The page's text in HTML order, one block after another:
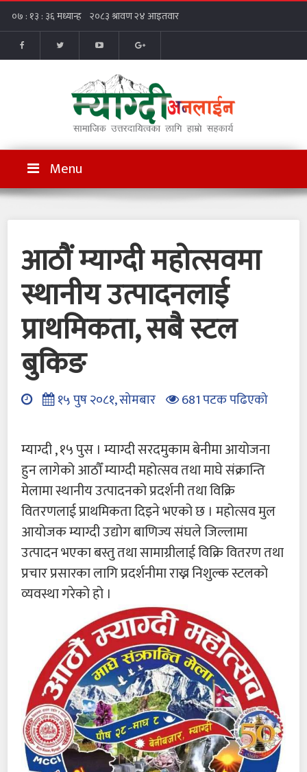
Menu
आठौं म्याग्दी महोत्सवमा
स्थानीय उत्पादनलाई
प्राथमिकता, सबै स्टल
बुकिङ
१५ पुष २०८१, सोमबार 681 पटक पढिएको
म्याग्दी , १५ पुस । म्याग्दी सरदमुकाम बेनीमा आयोजना
हुन लागेको आठौँ म्याग्दी महोत्सव तथा माघे संक्रान्ति
मेलामा स्थानीय उत्पादनको प्रदर्शनी तथा विक्रि
वितरणलाई प्राथमिकता दिइने भएको छ । महोत्सव मुल
आयोजक म्याग्दी उद्योग बाणिज्य संघले जिल्लामा
उत्पादन भएका बस्तु तथा सामाग्रीलाई विक्रि वितरण तथा
प्रचार प्रसारका लागि प्रदर्शनीमा राख्न निशुल्क स्टलको
व्यवस्था गरेको हो ।